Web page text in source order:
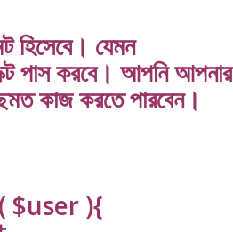
হিসেবে। যেমন
করবে। আপনি আপনার
কাজ করতে পারবেন।
$user ){